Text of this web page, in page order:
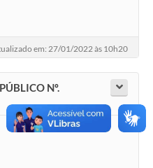
Sul
em: 27/01/2022 às 10h20
Nº.